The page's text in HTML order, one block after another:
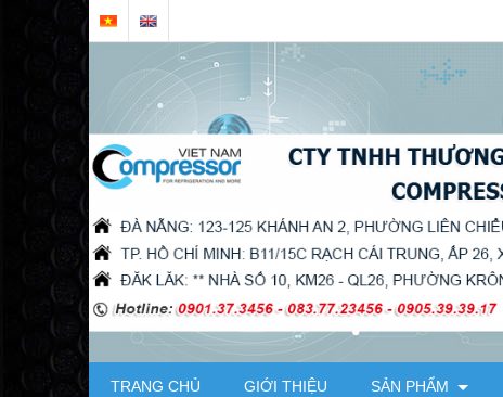
TRANG CHỦ GIỚI THIỆU SẢN PHẨM